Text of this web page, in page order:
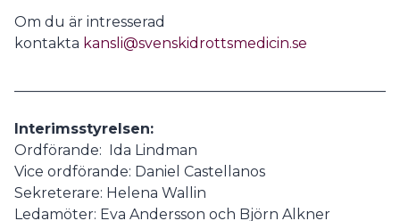
Om du är intresserad
kontakta kansli@svenskidrottsmedicin.se
Interimsstyrelsen:
Ordförande: Ida Lindman
Vice ordförande: Daniel Castellanos
Sekreterare: Helena Wallin
Ledamöter: Eva Andersson och Björn Alkner